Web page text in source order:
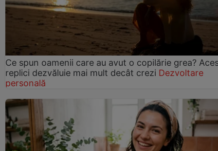
Ce spun oamenii care au avut o copilărie grea?
replici dezvăluie mai mult decât crezi Dezvoltare
personală